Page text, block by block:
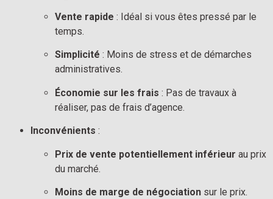
Vente rapide : Idéal si vous êtes pressé par le
temps.
Simplicité : Moins de stress et de démarches
administratives.
Économie sur les frais : Pas de travaux à
réaliser, pas de frais d’agence.
Inconvénients :
Prix de vente potentiellement inférieur au prix
du marché.
Moins de marge de négociation sur le prix.